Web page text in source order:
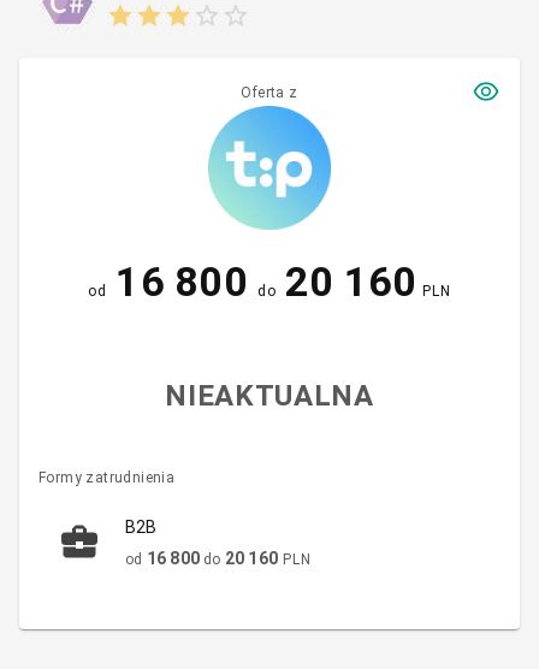
Oferta z
od 16 800 do 20 160 PLN
NIEAKTUALNA
Formy zatrudnienia
B2B
od 16 800 do 20 160 PLN